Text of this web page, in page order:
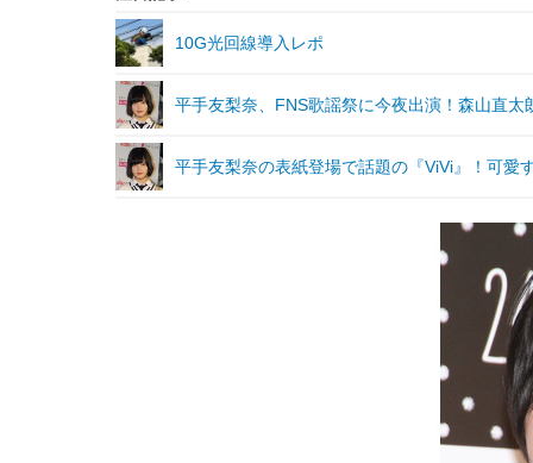
10G光回線導入レポ
平手友梨奈、FNS歌謡祭に今夜出演！森山直太
平手友梨奈の表紙登場で話題の『ViVi』！可愛